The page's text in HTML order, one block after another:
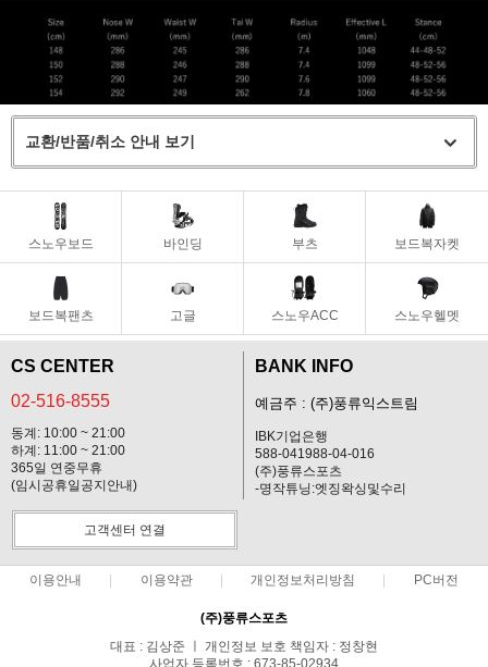
교환/반품/취소 안내 보기
스노우보드 바인딩 부츠 보드복자켓
보드복팬츠 고글 스노우ACC 스노우헬멧
CS CENTER
02-516-8555
동계: 10:00 ~ 21:00
하계: 11:00 ~ 21:00
365일 연중무휴
(임시공휴일공지안내)
BANK INFO
예금주 : (주)풍류익스트림
IBK기업은행
588-041988-04-016
(주)풍류스포츠
-명작튜닝:엣징왁싱및수리
고객센터 연결
이용안내 이용약관 개인정보처리방침 PC버전
(주)풍류스포츠
대표 : 김상준 ㅣ 개인정보 보호 책임자 : 정창현
사업자 등록번호 : 673-85-02934